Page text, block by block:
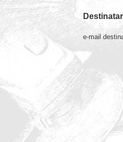
e-mail